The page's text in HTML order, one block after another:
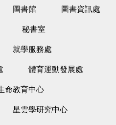
圖書館 圖書資訊處
秘書室
就學服務處
體育運動發展處
命教育中心
星雲學研究中心